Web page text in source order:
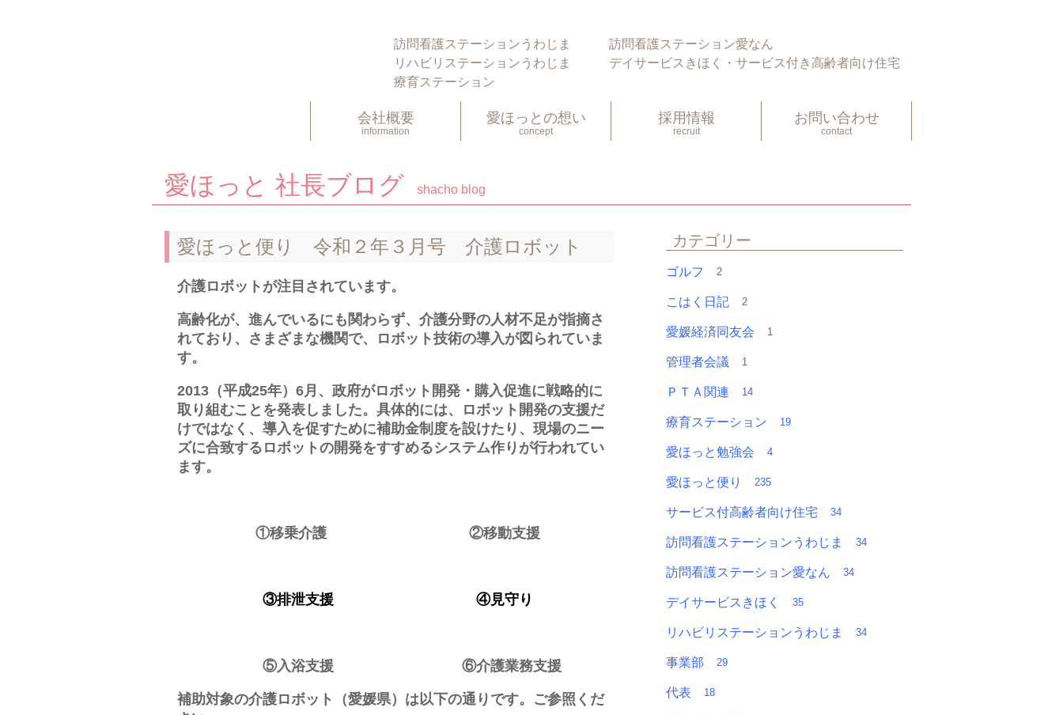
訪問看護ステーションうわじま
訪問看護ステーション愛なん
リハビリステーションうわじま
デイサービスきほく・サービス付き高齢者向け住宅
療育ステーション
会社概要
information
愛ほっとの想い
concept
採用情報
recruit
お問い合わせ
contact
愛ほっと 社長ブログ shacho blog
愛ほっと便り 令和２年３月号 介護ロボット
介護ロボットが注目されています。
高齢化が、進んでいるにも関わらず、介護分野の人材不足が指摘さ
れており、さまざまな機関で、ロボット技術の導入が図られていま
す。
2013（平成25年）6月、政府がロボット開発・購入促進に戦略的に
取り組むことを発表しました。具体的には、ロボット開発の支援だ
けではなく、導入を促すために補助金制度を設けたり、現場のニー
ズに合致するロボットの開発をすすめるシステム作りが行われてい
ます。
①移乗介護 ②移動支援
③排泄支援 ④見守り
⑤入浴支援 ⑥介護業務支援
補助対象の介護ロボット（愛媛県）は以下の通りです。ご参照くだ
カテゴリー
ゴルフ 2
こはく日記 2
愛媛経済同友会 1
管理者会議 1
ＰＴＡ関連 14
療育ステーション 19
愛ほっと勉強会 4
愛ほっと便り 235
サービス付高齢者向け住宅 34
訪問看護ステーションうわじま 34
訪問看護ステーション愛なん 34
デイサービスきほく 35
リハビリステーションうわじま 34
事業部 29
代表 18